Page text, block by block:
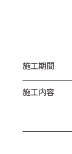
施工期間
施工内容